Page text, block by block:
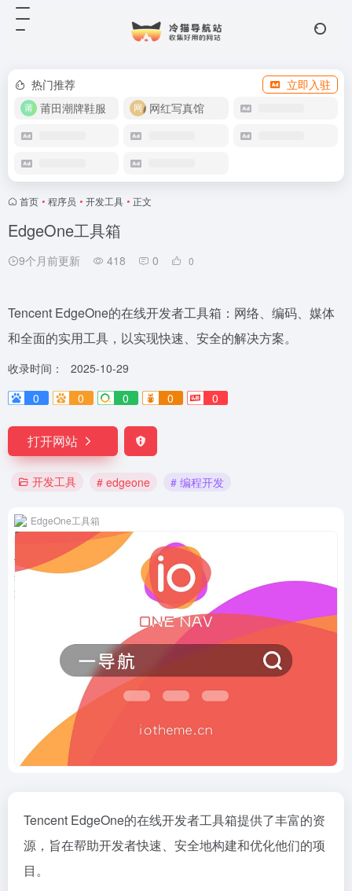
热门推荐
立即入驻
莆田潮牌鞋服
网红写真馆
首页 • 程序员 • 开发工具 • 正文
EdgeOne工具箱
9个月前更新 418 0 0
Tencent EdgeOne的在线开发者工具箱：网络、编码、媒体
和全面的实用工具，以实现快速、安全的解决方案。
收录时间：
2025-10-29
0
0 0 0 0
打开网站
开发工具 # edgeone # 编程开发
EdgeOne工具箱
Tencent EdgeOne的在线开发者工具箱提供了丰富的资
源，旨在帮助开发者快速、安全地构建和优化他们的项
目。